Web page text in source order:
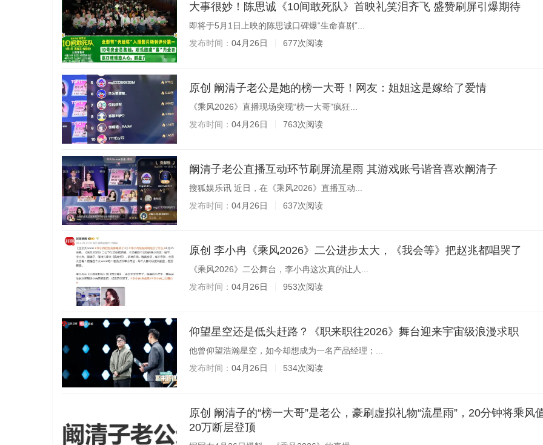
大事很妙！陈思诚《10间敢死队》首映礼笑泪齐飞 盛赞刷屏引爆期待
即将于5月1日上映的陈思诚口碑爆“生命喜剧”...
发布时间： 04月26日 677次阅读
原创 阚清子老公是她的榜一大哥！网友：姐姐这是嫁给了爱情
《乘风2026》直播现场突现“榜一大哥”疯狂...
发布时间： 04月26日 763次阅读
阚清子老公直播互动环节刷屏流星雨 其游戏账号谐音喜欢阚清子
搜狐娱乐讯 近日，在《乘风2026》直播互动...
发布时间： 04月26日 637次阅读
原创 李小冉《乘风2026》二公进步太大，《我会等》把赵兆都唱哭了
《乘风2026》二公舞台，李小冉这次真的让人...
发布时间： 04月26日 953次阅读
仰望星空还是低头赶路？《职来职往2026》舞台迎来宇宙级浪漫求职
他曾仰望浩瀚星空，如今却想成为一名产品经理；...
发布时间： 04月26日 534次阅读
原创 阚清子的“榜一大哥”是老公，豪刷虚拟礼物“流星雨”，20分钟将乘风值推至
20万断层登顶